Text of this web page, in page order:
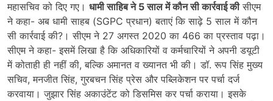
महासचिव को दिए गए। धामी साहिब ने 5 साल में कौन सी कार्रवाई कीसीएम
ने कहा- अब धामी साहब (SGPC प्रधान) बताएं कि साढ़े 5 साल में कौन
सी कार्रवाई की?। सीएम ने 27 अगस्त 2020 का 466 का प्रस्ताव पढ़ा।
सीएम ने कहा- इसमें लिखा है कि अधिकारियों व कर्मचारियों ने अपनी डयूटी
में कोताही ही नहीं की, बल्कि अमानत व ख्यानत भी की। डॉ. रूप सिंह मुख्य
सचिव, मनजीत सिंह, गुरबचन सिंह प्रेस और पब्लिकेशन पर पर्चा दर्ज
करवाया। जुझार सिंह अकाउंटेंट को डिसमिस कर पर्चा कराया। इसके